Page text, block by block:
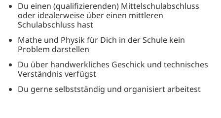
Du einen (qualifizierenden) Mittelschulabschluss
oder idealerweise über einen mittleren
Schulabschluss hast
Mathe und Physik für Dich in der Schule kein
Problem darstellen
Du über handwerkliches Geschick und technisches
Verständnis verfügst
Du gerne selbstständig und organisiert arbeitest